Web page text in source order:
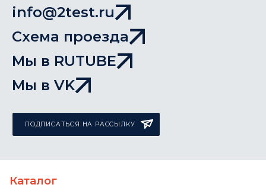
info@2test.ru
Схема проезда
Мы в RUTUBE
Мы в VK
ПОДПИСАТЬСЯ НА РАССЫЛКУ
Каталог